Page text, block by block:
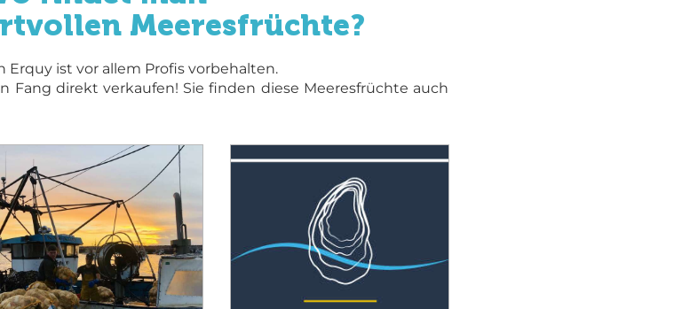
Meeresfrüchte?
Erquy ist vor allem Profis vorbehalten.
Fang direkt verkaufen! Sie finden diese Meeresfrüchte auch